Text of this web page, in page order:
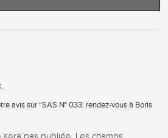
avis sur “SAS N° 033, rendez-vous à Boris
pas publiée. Les champs